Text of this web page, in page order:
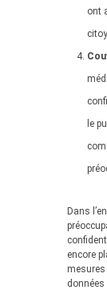
ont
le
Dans
encore
données